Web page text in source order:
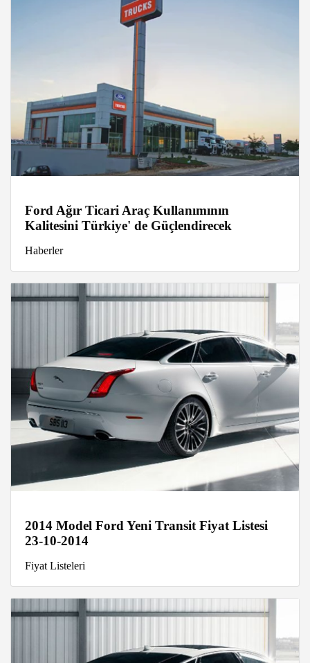
Ford Ağır Ticari Araç Kullanımının
Kalitesini Türkiye' de Güçlendirecek
Haberler
2014 Model Ford Yeni Transit Fiyat Listesi
23-10-2014
Fiyat Listeleri